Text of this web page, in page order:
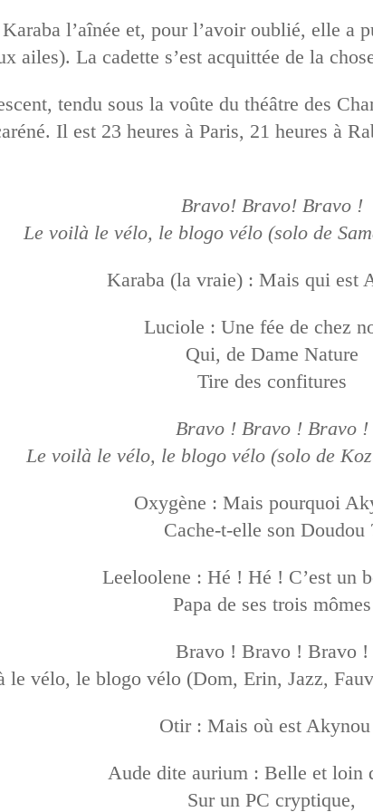
l’aînée et, pour l’avoir oublié, elle a
ailes). La cadette s’est acquittée de la
tendu sous la voûte du théâtre des
Il est 23 heures à Paris, 21 heures à
Bravo! Bravo! Bravo !
Le voilà le vélo, le blogo vélo (solo de
Karaba (la vraie) : Mais qui est
Luciole : Une fée de chez
Qui, de Dame Nature
Tire des confitures
Bravo ! Bravo ! Bravo !
Le voilà le vélo, le blogo vélo (solo de
Oxygène : Mais pourquoi
Cache-t-elle son Doudou
Leeloolene : Hé ! Hé ! C’est un
Papa de ses trois mômes
Bravo ! Bravo ! Bravo !
le vélo, le blogo vélo (Dom, Erin, Jazz,
Otir : Mais où est Akynou
Aude dite aurium : Belle et loin
Sur un PC cryptique,